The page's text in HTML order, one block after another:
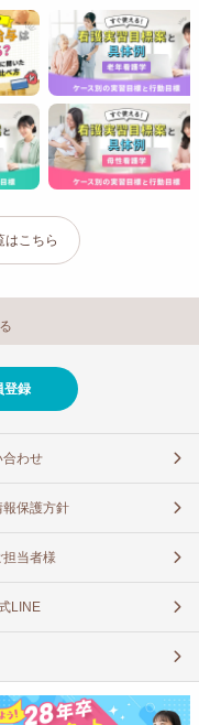
はこちら
登録
合わせ
報保護方針
当者様
LINE